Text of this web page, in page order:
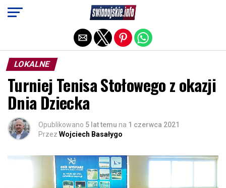
LOKALNE
Turniej Tenisa Stołowego z okazji
Dnia Dziecka
Opublikowano 5 lat temu na 1 czerwca 2021
Przez Wojciech Basałygo
Exit mobile version